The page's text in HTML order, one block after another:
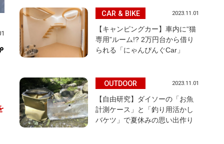
CAR & BIKE 2023.11.01
【キャンピングカー】車内に“猫
専用”ルーム!? 2万円台から借り
られる「にゃんぴんぐCar」
OUTDOOR 2023.11.01
【自由研究】ダイソーの「お魚
計測ケース」と「釣り用活かし
バケツ」で夏休みの思い出作り